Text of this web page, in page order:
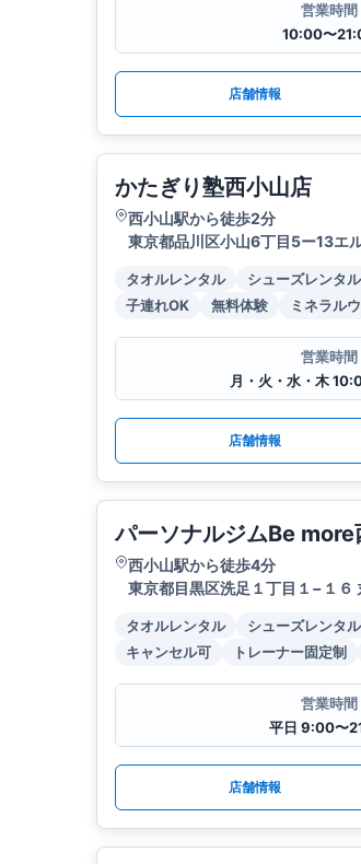
営業時間
10:00〜
店舗情報
かたぎり塾西小山店
西小山駅から徒歩2分
東京都品川区小山6丁目5ー13エ
タオルレンタル シューズレンタル
子連れOK
無料体験 ミネラル
営業時間
月・火・水・木
店舗情報
パーソナルジムBe more
西小山駅から徒歩4分
東京都目黒区洗足１丁目１−１６
タオルレンタル シューズレンタル
キャンセル可
トレーナー固定制
営業時間
平日 9:00〜
店舗情報